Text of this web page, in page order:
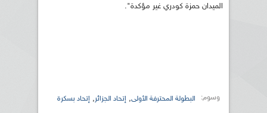
الميدان حمزة كودري غير مؤكدة".
وسوم: البطولة المحترفة الأولى, إتحاد الجزائر, إتحاد بسكرة